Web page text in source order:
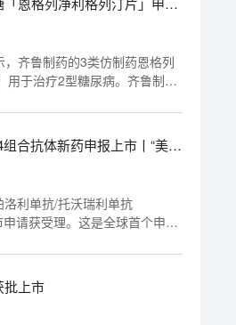
齐鲁制药的3类仿制药恩格列
用于治疗2型糖尿病。齐鲁制药
合抗体新药申报上市丨“美”
利单抗/托沃瑞利单抗
申请获受理。这是全球首个申报
MabPair技术平台在单个细胞中
工程化单克隆抗体，程序性死
艾帕洛利单抗
性T淋巴细胞相关蛋白
批上市